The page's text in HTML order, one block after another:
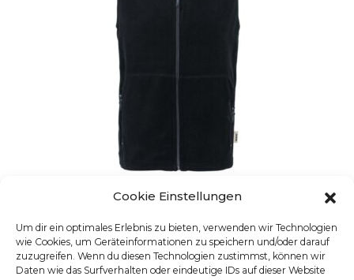
Cookie Einstellungen
Um dir ein optimales Erlebnis zu bieten, verwenden wir Technologien
wie Cookies, um Geräteinformationen zu speichern und/oder darauf
zuzugreifen. Wenn du diesen Technologien zustimmst, können wir
Daten wie das Surfverhalten oder eindeutige IDs auf dieser Website
VESTE FLEECE HOMME
UGS : 841